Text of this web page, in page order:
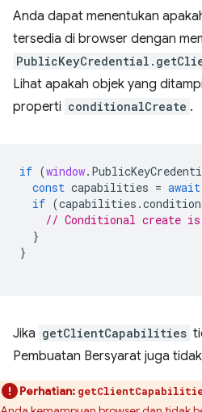
Anda dapat menentukan
tersedia di browser dengan
Lihat apakah objek yang
properti conditionalCreate .
if (window.
const capabilities = await
if (capabilities .
// Conditional create
}
}
Jika getClientCapabilities
Pembuatan Bersyarat juga
Perhatian: